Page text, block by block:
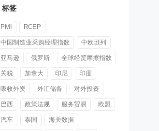
标签
PMI RCEP
中国制造业采购经理指数 中欧班列
亚马逊 俄罗斯 全球经贸摩擦指数
关税 加拿大 印尼 印度
吸收外资 外汇储备 对外投资
巴西 政策法规 服务贸易 欧盟
汽车 泰国 海关数据